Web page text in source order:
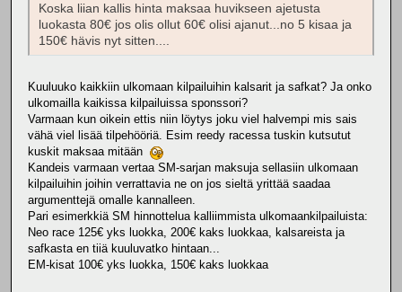
Koska liian kallis hinta maksaa huvikseen ajetusta
luokasta 80€ jos olis ollut 60€ olisi ajanut...no 5 kisaa ja
150€ hävis nyt sitten....
Kuuluuko kaikkiin ulkomaan kilpailuihin kalsarit ja safkat? Ja onko
ulkomailla kaikissa kilpailuissa sponssori?
Varmaan kun oikein ettis niin löytys joku viel halvempi mis sais
vähä viel lisää tilpehööriä. Esim reedy racessa tuskin kutsutut
kuskit maksaa mitään
Kandeis varmaan vertaa SM-sarjan maksuja sellasiin ulkomaan
kilpailuihin joihin verrattavia ne on jos sieltä yrittää saadaa
argumenttejä omalle kannalleen.
Pari esimerkkiä SM hinnottelua kalliimmista ulkomaankilpailuista:
Neo race 125€ yks luokka, 200€ kaks luokkaa, kalsareista ja
safkasta en tiiä kuuluvatko hintaan...
EM-kisat 100€ yks luokka, 150€ kaks luokkaa